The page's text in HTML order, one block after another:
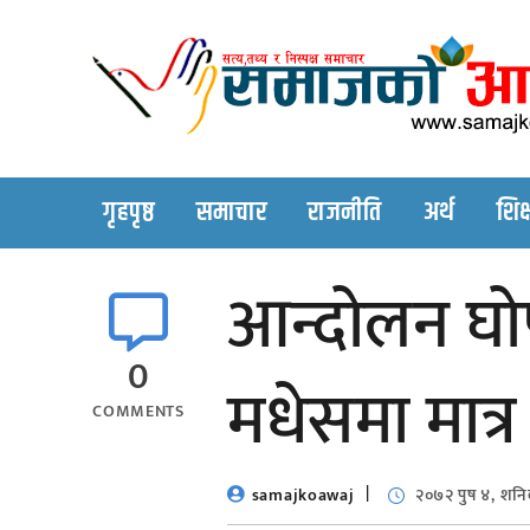
गृहपृष्ठ समाचार राजनीति अर्थ
0
COMMENTS
आन्दोलन
मधेसमा
samajkoawaj २०७२ पुष ४,